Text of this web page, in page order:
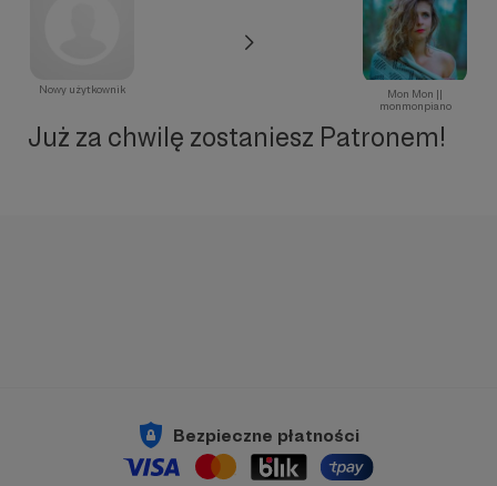
Nowy użytkownik
Mon Mon ||
monmonpiano
Już za chwilę zostaniesz Patronem!
Bezpieczne płatności